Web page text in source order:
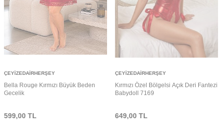
ÇEYIZEDAIRHERŞEY
Bella Rouge Kırmızı Büyük Beden
Gecelik
599,00 TL
ÇEYIZEDAIRHERŞEY
Kırmızı Özel Bölgelsi Açık Deri Fantezi
Babydoll 7169
649,00 TL